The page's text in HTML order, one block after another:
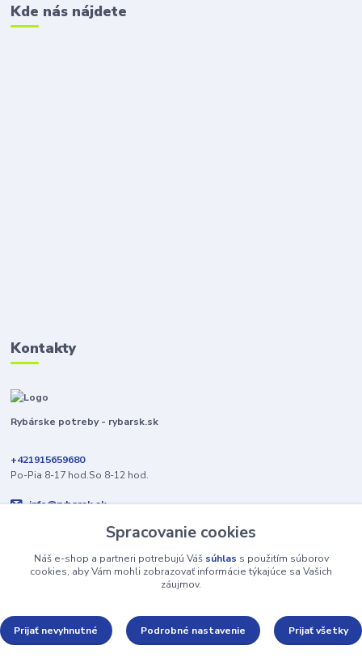
Kde nás nájdete
Kontakty
Rybárske potreby - rybarsk.sk
+421915659680
Po-Pia 8-17 hod.So 8-12 hod.
info@rybarsk.sk
Upravit sběr cookies.
Spracovanie cookies
Náš e-shop a partneri potrebujú Váš súhlas s použitím súborov
cookies, aby Vám mohli zobrazovať informácie týkajúce sa Vašich
záujmov.
Prijať nevyhnutné Podrobné nastavenie Prijať všetky